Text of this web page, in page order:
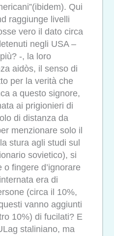
Qui
raggiunge livelli
vero il dato circa
negli USA –
-, la loro
aidòs, il senso di
per la verità che
a questo signore,
ai prigionieri di
di distanza da
menzionare solo il
stura agli studi sul
sovietico), si
fingere d’ignorare
era di
(circa il 10%,
vanno aggiunti
10%) di fucilati? E
staliniano, ma